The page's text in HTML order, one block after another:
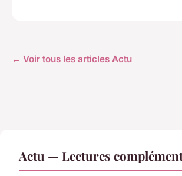
← Voir tous les articles Actu
Actu — Lectures